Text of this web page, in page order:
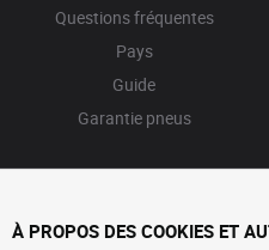
Questions fréquentes
Pays
Guide
Garantie pneus
À PROPOS DES COOKIES ET